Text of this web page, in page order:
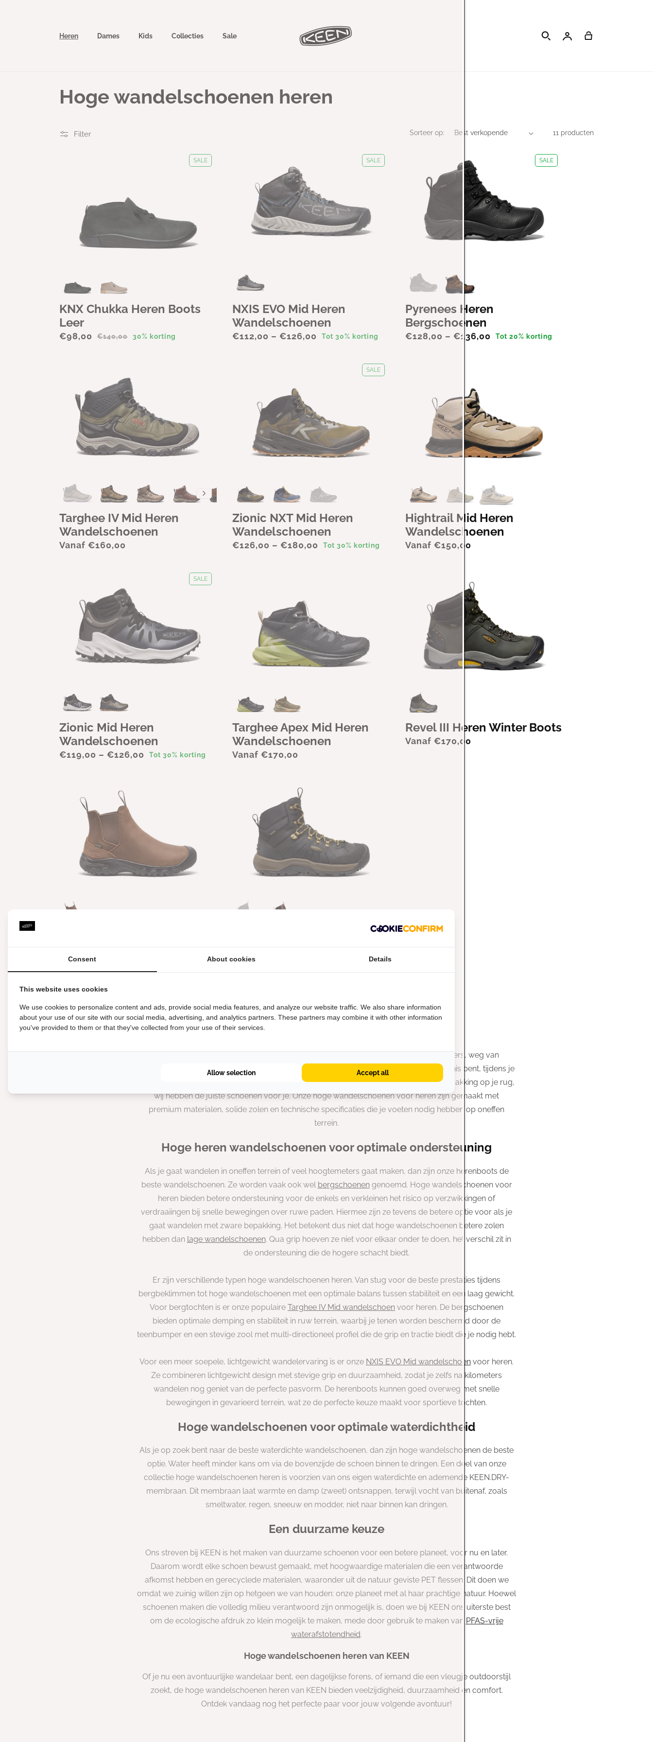
Heren Dames Kids Collecties Sale InloggenWinkelwagen
C
e
:
Hoge wandelschoenen heren
Filter Sorteer op: 11 producten
SALE
KNX Chukka Heren Boots
Leer
€98,00 €140,00 30% korting
SALE
NXIS EVO Mid Heren
Wandelschoenen
€112,00 – €126,00 Tot 30% korting
SALE
Pyrenees Heren
Bergschoenen
€128,00 – €136,00 Tot 20% korting
Targhee IV Mid Heren
Wandelschoenen
Vanaf €160,00
SALE
Zionic NXT Mid Heren
Wandelschoenen
€126,00 – €180,00 Tot 30% korting
Hightrail Mid Heren
Wandelschoenen
Vanaf €150,00
SALE
Zionic Mid Heren
Wandelschoenen
€119,00 – €126,00 Tot 30% korting
Targhee Apex Mid Heren
Wandelschoenen
Vanaf €170,00
Revel III Heren Winter Boots
Vanaf €170,00
Chelsea Boots Leer
Vanaf €160,00
Bergschoenen
€190,00
Wandelschoenen heren hoog
Met hoge wandelschoenen van KEEN ben je voorbereid op avontuur en hoogtemeters, weg van
gebaande paden. De herenboots bieden comfort en ondersteuning, of je nu in de wildernis bent, tijdens je
vakantie veel gaat wandelen in de bergen of trekking tochten gaat maken met zware bepakking op je rug,
wij hebben de juiste schoenen voor je. Onze hoge wandelschoenen voor heren zijn gemaakt met
premium materialen, solide zolen en technische specificaties die je voeten nodig hebben op oneffen
terrein.
Hoge heren wandelschoenen voor optimale ondersteuning
Als je gaat wandelen in oneffen terrein of veel hoogtemeters gaat maken, dan zijn onze herenboots de
beste wandelschoenen. Ze worden vaak ook wel bergschoenengenoemd. Hoge wandelschoenen voor
heren bieden betere ondersteuning voor de enkels en verkleinen het risico op verzwikkingen of
verdraaiingen bij snelle bewegingen over ruwe paden. Hiermee zijn ze tevens de betere optie voor als je
gaat wandelen met zware bepakking. Het betekent dus niet dat hoge wandelschoenen betere zolen
hebben dan lage wandelschoenen. Qua grip hoeven ze niet voor elkaar onder te doen, het verschil zit in
de ondersteuning die de hogere schacht biedt.
Er zijn verschillende typen hoge wandelschoenen heren. Van stug voor de beste prestaties tijdens
bergbeklimmen tot hoge wandelschoenen met een optimale balans tussen stabiliteit en een laag gewicht.
Voor bergtochten is er onze populaire Targhee IV Mid wandelschoen voor heren. De bergschoenen
bieden optimale demping en stabiliteit in ruw terrein, waarbij je tenen worden beschermd door de
teenbumper en een stevige zool met multi-directioneel profiel die de grip en tractie biedt die je nodig hebt.
Voor een meer soepele, lichtgewicht wandelervaring is er onze NXIS EVO Mid wandelschoen voor heren.
Ze combineren lichtgewicht design met stevige grip en duurzaamheid, zodat je zelfs na kilometers
wandelen nog geniet van de perfecte pasvorm. De herenboots kunnen goed overweg met snelle
bewegingen in gevarieerd terrein, wat ze de perfecte keuze maakt voor sportieve tochten.
Hoge wandelschoenen voor optimale waterdichtheid
Als je op zoek bent naar de beste waterdichte wandelschoenen, dan zijn hoge wandelschoenen de beste
optie. Water heeft minder kans om via de bovenzijde de schoen binnen te dringen. Een deel van onze
collectie hoge wandelschoenen heren is voorzien van ons eigen waterdichte en ademende KEEN.DRY-
membraan. Dit membraan laat warmte en damp (zweet) ontsnappen, terwijl vocht van buitenaf, zoals
smeltwater, regen, sneeuw en modder, niet naar binnen kan dringen.
Een duurzame keuze
Ons streven bij KEEN is het maken van duurzame schoenen voor een betere planeet, voor nu en later.
Daarom wordt elke schoen bewust gemaakt, met hoogwaardige materialen die een verantwoorde
afkomst hebben en gerecyclede materialen, waaronder uit de natuur geviste PET flessen. Dit doen we
omdat we zuinig willen zijn op hetgeen we van houden: onze planeet met al haar prachtige natuur. Hoewel
schoenen maken die volledig milieu verantwoord zijn onmogelijk is, doen we bij KEEN ons uiterste best
om de ecologische afdruk zo klein mogelijk te maken, mede door gebruik te maken van PFAS-vrije
waterafstotendheid.
Hoge wandelschoenen heren van KEEN
Of je nu een avontuurlijke wandelaar bent, een dagelijkse forens, of iemand die een vleugje outdoorstijl
zoekt, de hoge wandelschoenen heren van KEEN bieden veelzijdigheid, duurzaamheid en comfort.
Ontdek vandaag nog het perfecte paar voor jouw volgende avontuur!
Consent About cookies Details
This website uses cookies
We use cookies to personalize content and ads, provide social media features, and analyze our website traffic. We also share information
about your use of our site with our social media, advertising, and analytics partners. These partners may combine it with other information
you've provided to them or that they've collected from your use of their services.
Allow selection Accept all